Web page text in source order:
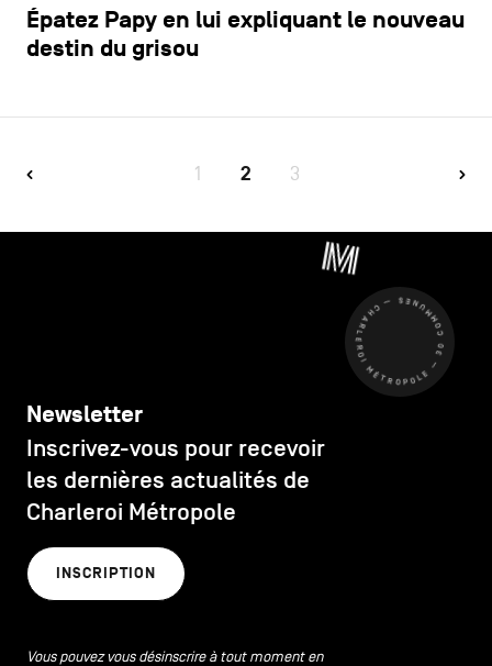
Épatez Papy en lui expliquant le nouveau
destin du grisou
1 2 3
CHARLEROI MÉTROPOLE — 30 COMMUNES —
Newsletter
Inscrivez-vous pour recevoir
les dernières actualités de
Charleroi Métropole
INSCRIPTION
Vous pouvez vous désinscrire à tout moment en